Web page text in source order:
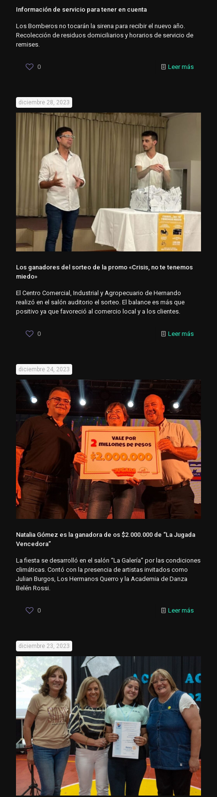
Información de servicio para tener en cuenta
Los Bomberos no tocarán la sirena para recibir el nuevo año.
Recolección de residuos domiciliarios y horarios de servicio de
remises.
0 Leer más
diciembre 28, 2023
Los ganadores del sorteo de la promo «Crisis, no te tenemos
miedo»
El Centro Comercial, Industrial y Agropecuario de Hernando
realizó en el salón auditorio el sorteo. El balance es más que
positivo ya que favoreció al comercio local y a los clientes.
0 Leer más
diciembre 24, 2023
Natalia Gómez es la ganadora de os $2.000.000 de “La Jugada
Vencedora”
La fiesta se desarrolló en el salón “La Galería” por las condiciones
climáticas. Contó con la presencia de artistas invitados como
Julian Burgos, Los Hermanos Querro y la Academia de Danza
Belén Rossi.
0 Leer más
diciembre 23, 2023